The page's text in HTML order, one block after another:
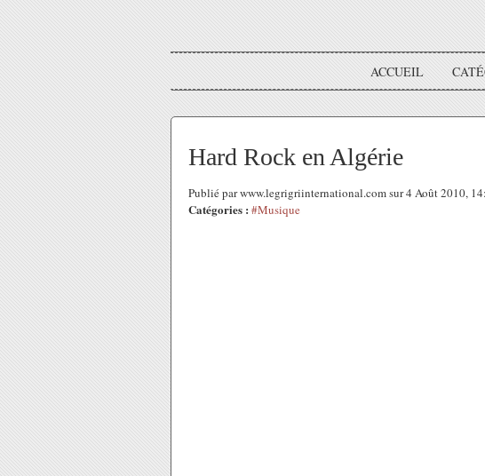
ACCUEIL
Hard Rock en Algérie
Publié par www.legrigriinternational.com sur 4 Août 2010,
Catégories : #Musique